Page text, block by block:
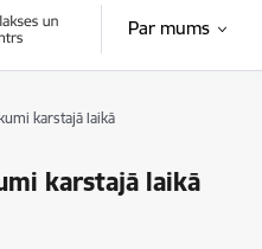
Par mums
karstajā laikā
karstajā laikā